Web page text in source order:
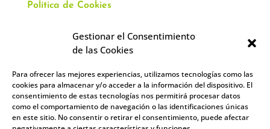
Gestionar el Consentimiento
de las Cookies
Para ofrecer las mejores experiencias, utilizamos tecnologías como las
cookies para almacenar y/o acceder a la información del dispositivo. El
consentimiento de estas tecnologías nos permitirá procesar datos
como el comportamiento de navegación o las identificaciones únicas
en este sitio. No consentir o retirar el consentimiento, puede afectar
Política de Cookies
CONTACTO
Av. Virgen del Val, 51
Alcalá de Henares,